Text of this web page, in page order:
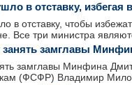
в отставку, избегая
в отставку, чтобы
Все три министра
замглавы
замглавы Минфина
(ФСФР) Владимир